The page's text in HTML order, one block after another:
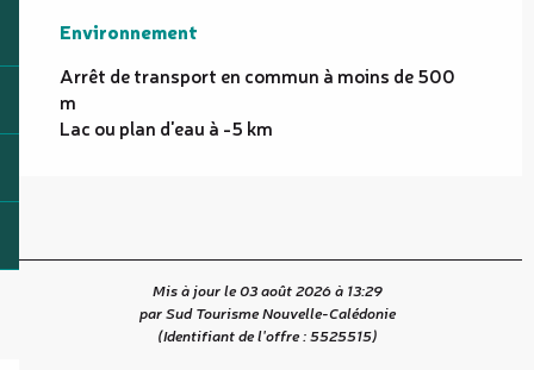
Environnement
Environnement
Arrêt de transport en commun à moins de 500
m
Lac ou plan d'eau à -5 km
Mis à jour le 03 août 2026 à 13:29
par Sud Tourisme Nouvelle-Calédonie
(Identifiant de l'offre :5525515)